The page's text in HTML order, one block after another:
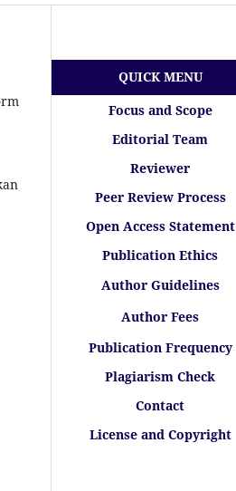
QUICK MENU
Focus and Scope
Editorial Team
Reviewer
Peer Review Process
Open Access Statement
Publication Ethics
Author Guidelines
Author Fees
Publication Frequency
Plagiarism Check
Contact
License and Copyright